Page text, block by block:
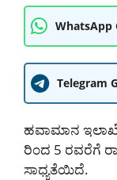
WhatsApp
Telegram
ಹವಾಮಾನ
ರಿಂದ 5 ರವರೆಗೆ
ಸಾಧ್ಯತೆಯಿದೆ.